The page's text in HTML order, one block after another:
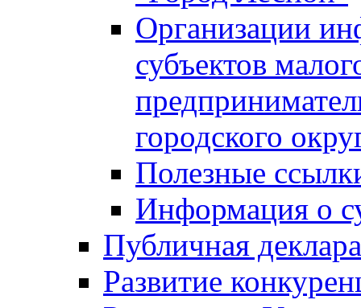
Организации
субъектов
городского
Полезные
Информация о
Публичная
Развитие